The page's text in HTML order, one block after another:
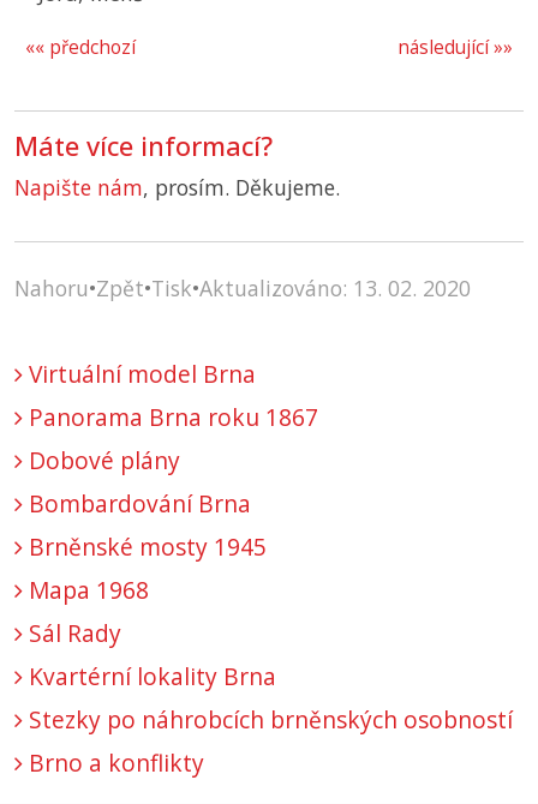
následující »»
«« předchozí
Máte více informací?
Napište nám, prosím. Děkujeme.
Nahoru•Zpět•Tisk•Aktualizováno: 13. 02. 2020
Virtuální model Brna
Panorama Brna roku 1867
Dobové plány
Bombardování Brna
Brněnské mosty 1945
Mapa 1968
Sál Rady
Kvartérní lokality Brna
Stezky po náhrobcích brněnských osobností
Brno a konflikty